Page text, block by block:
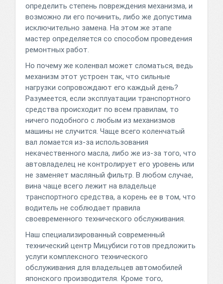
определить степень повреждения механизма, и
возможно ли его починить, либо же допустима
исключительно замена. На этом же этапе
мастер определяется со способом проведения
ремонтных работ.
Но почему же коленвал может сломаться, ведь
механизм этот устроен так, что сильные
нагрузки сопровождают его каждый день?
Разумеется, если эксплуатации транспортного
средства происходит по всем правилам, то
ничего подобного с любым из механизмов
машины не случится. Чаще всего коленчатый
вал ломается из-за использования
некачественного масла, либо же из-за того, что
автовладелец не контролирует его уровень или
не заменяет масляный фильтр. В любом случае,
вина чаще всего лежит на владельце
транспортного средства, а корень ее в том, что
водитель не соблюдает правила
своевременного технического обслуживания.
Наш специализированный современный
технический центр Мицубиси готов предложить
услуги комплексного технического
обслуживания для владельцев автомобилей
японского производителя. Кроме того,